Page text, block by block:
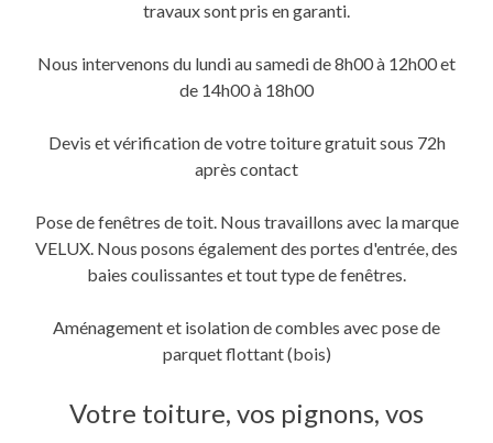
une dans
fenêtre)
travaux sont pris en garanti.
Nous intervenons du lundi au samedi de 8h00 à 12h00 et
de 14h00 à 18h00
Devis et vérification de votre toiture gratuit sous 72h
après contact
Pose de fenêtres de toit. Nous travaillons avec la marque
VELUX. Nous posons également des portes d'entrée, des
baies coulissantes et tout type de fenêtres.
Aménagement et isolation de combles avec pose de
parquet flottant (bois)
Votre toiture, vos pignons, vos